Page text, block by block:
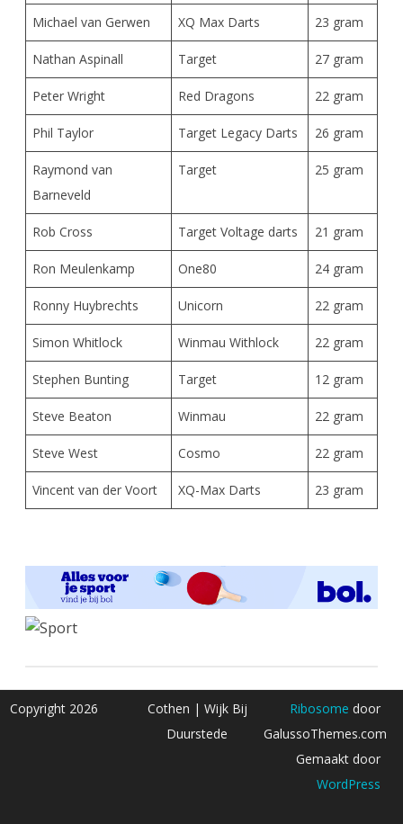
Michael van Gerwen XQ Max Darts 23 gram
Nathan Aspinall Target 27 gram
Peter Wright Red Dragons 22 gram
Phil Taylor Target Legacy Darts 26 gram
Raymond van
Barneveld
Target 25 gram
Rob Cross Target Voltage darts 21 gram
Ron Meulenkamp One80 24 gram
Ronny Huybrechts Unicorn 22 gram
Simon Whitlock Winmau Withlock 22 gram
Stephen Bunting Target 12 gram
Steve Beaton Winmau 22 gram
Steve West Cosmo 22 gram
Vincent van der Voort XQ-Max Darts 23 gram
Copyright 2026
Cothen | Wijk Bij
Duurstede
Ribosome door
GalussoThemes.com
Gemaakt door
WordPress